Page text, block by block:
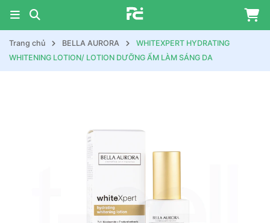
Trang chủ BELLA AURORA
WHITEXPERT HYDRATING
WHITENING LOTION/ LOTION DƯỠNG ẨM LÀM SÁNG DA